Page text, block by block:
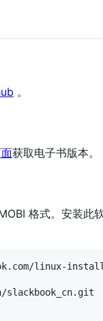
。
获取电子书版本。
格式。安装
linux-